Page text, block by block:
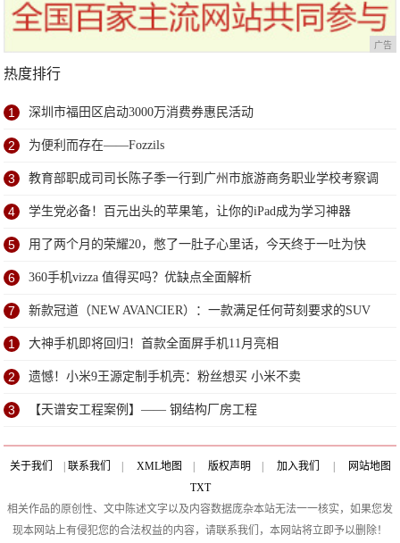
广告
热度排行
1 深圳市福田区启动3000万消费券惠民活动
2 为便利而存在——Fozzils
3 教育部职成司司长陈子季一行到广州市旅游商务职业学校考察调
研
4 学生党必备！百元出头的苹果笔，让你的iPad成为学习神器
5 用了两个月的荣耀20，憋了一肚子心里话，今天终于一吐为快
6 360手机vizza 值得买吗？优缺点全面解析
7 新款冠道（NEW AVANCIER）：一款满足任何苛刻要求的SUV
1 大神手机即将回归！首款全面屏手机11月亮相
2 遗憾！小米9王源定制手机壳：粉丝想买 小米不卖
3 【天谱安工程案例】—— 钢结构厂房工程
关于我们 联系我们 XML地图 版权声明 加入我们
网站地图
TXT
相关作品的原创性、文中陈述文字以及内容数据庞杂本站无法一一核实，如果您发
现本网站上有侵犯您的合法权益的内容，请联系我们，本网站将立即予以删除！